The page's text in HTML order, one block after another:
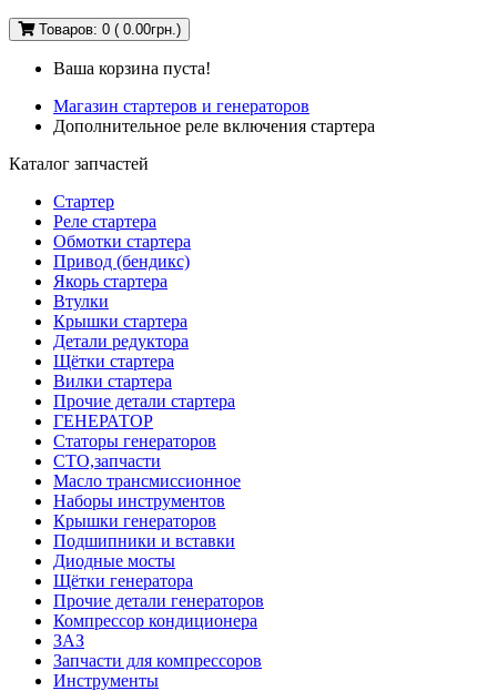
Товаров: 0 ( 0.00грн.)
Ваша корзина пуста!
Магазин стартеров и генераторов
Дополнительное реле включения стартера
Каталог запчастей
Стартер
Реле стартера
Обмотки стартера
Привод (бендикс)
Якорь стартера
Втулки
Крышки стартера
Детали редуктора
Щётки стартера
Вилки стартера
Прочие детали стартера
ГЕНЕРАТОР
Статоры генераторов
СТО,запчасти
Масло трансмиссионное
Наборы инструментов
Крышки генераторов
Подшипники и вставки
Диодные мосты
Щётки генератора
Прочие детали генераторов
Компрессор кондиционера
ЗАЗ
Запчасти для компрессоров
Инструменты